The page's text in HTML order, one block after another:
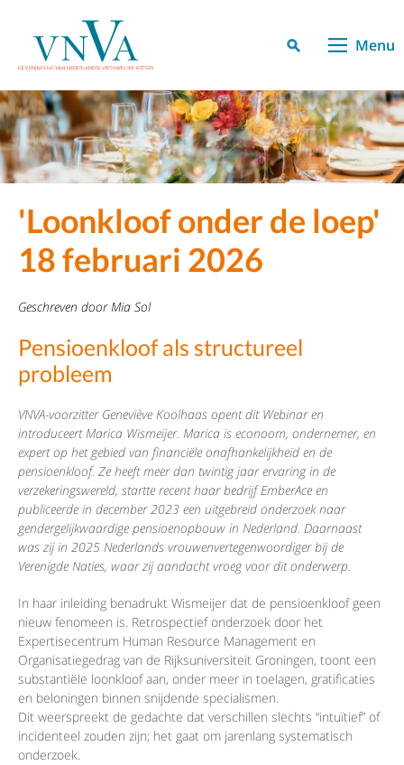
Menu
'Loonkloof onder de loep'
18 februari 2026
Geschreven door Mia Sol
Pensioenkloof als structureel
probleem
VNVA-voorzitter Geneviève Koolhaas opent dit Webinar en
introduceert Marica Wismeijer. Marica is econoom, ondernemer, en
expert op het gebied van financiële onafhankelijkheid en de
pensioenkloof. Ze heeft meer dan twintig jaar ervaring in de
verzekeringswereld, startte recent haar bedrijf EmberAce en
publiceerde in december 2023 een uitgebreid onderzoek naar
gendergelijkwaardige pensioenopbouw in Nederland. Daarnaast
was zij in 2025 Nederlands vrouwenvertegenwoordiger bij de
Verenigde Naties, waar zij aandacht vroeg voor dit onderwerp.
In haar inleiding benadrukt Wismeijer dat de pensioenkloof geen
nieuw fenomeen is. Retrospectief onderzoek door het
Expertisecentrum Human Resource Management en
Organisatiegedrag van de Rijksuniversiteit Groningen, toont een
substantiële loonkloof aan, onder meer in toelagen, gratificaties
en beloningen binnen snijdende specialismen.
Dit weerspreekt de gedachte dat verschillen slechts “intuïtief” of
incidenteel zouden zijn; het gaat om jarenlang systematisch
onderzoek.